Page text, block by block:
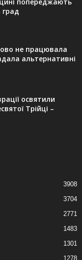
не працювала
альтернативні
освятили
Трійці –
3908
3704
2771
1483
1301
1278